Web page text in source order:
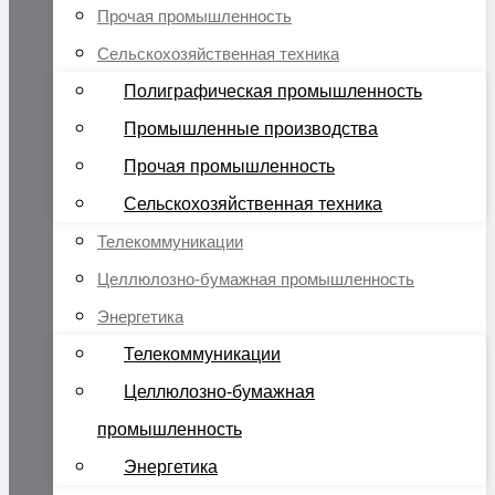
Прочая промышленность
Сельскохозяйственная техника
Полиграфическая промышленность
Промышленные производства
Прочая промышленность
Сельскохозяйственная техника
Телекоммуникации
Целлюлозно-бумажная промышленность
Энергетика
Телекоммуникации
Целлюлозно-бумажная
промышленность
Энергетика